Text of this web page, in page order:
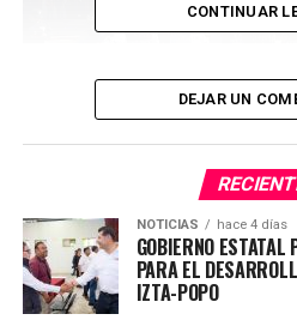
momentos difíciles, las y los
tienen el respaldo de la
protección civil y el
puntualmente a atendido de
damnificados”
CONTINUAR
DEJAR UN
NOTICIAS hace 4 días
GOBIERNO ESTATAL
PARA EL
IZTA-POPO